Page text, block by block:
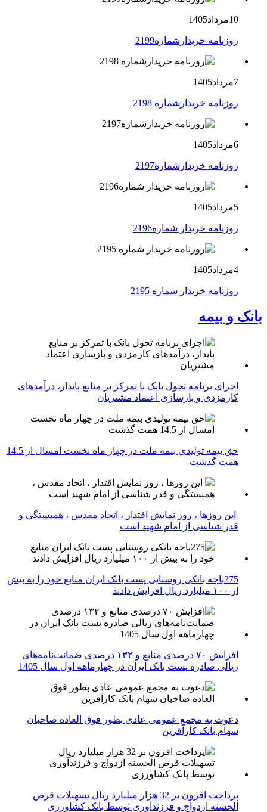
10مرداد1405
روزنامه خریدارشماره2199
7مرداد1405
روزنامه خریدارشماره 2198
6مرداد1405
روزنامه خریدارشماره2197
5مرداد1405
روزنامه خریدار شماره2196
4مرداد1405
روزنامه خریدار شماره 2195
بانک و بیمه
اجرای برنامه تحول بانک با تمرکز بر منابع پایدار، درآمدهای
کارمزدی و بازسازی اعتماد مشتریان
حق بیمه تولیدی بیمه ملت در چهار ماه نخست امسال از 14.5
همت گذشت
این روزها ، روز نمایش اقتدار ، اتحاد مقدس ، همبستگی و
قدر شناسی از امام شهید است
275باجه بانکی روستایی پست بانک ایران منابع خود را به بیش
از ۱۰۰ میلیارد ریال افزایش دادند
افزایش ۷۰ درصدی منابع و ۱۳۲ درصدی ضمانت‌نامه‌های
ریالی صادره پست بانک ایران در چهارماهه اول سال 1405
دعوت به مجمع عمومی عادی بطور فوق العاده صاحبان
سهام بانک کارآفرین
پرداخت افزون بر 32 هزار میلیارد ریال تسهیلات قرض
الحسنه ازدواج و فرزندآوری توسط بانک کشاورزی